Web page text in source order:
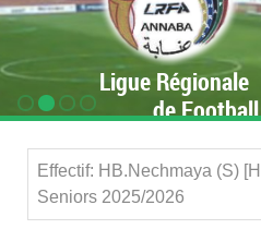
Ligue Régionale
de
Effectif: HB.Nechmaya (S)
Seniors 2025/2026